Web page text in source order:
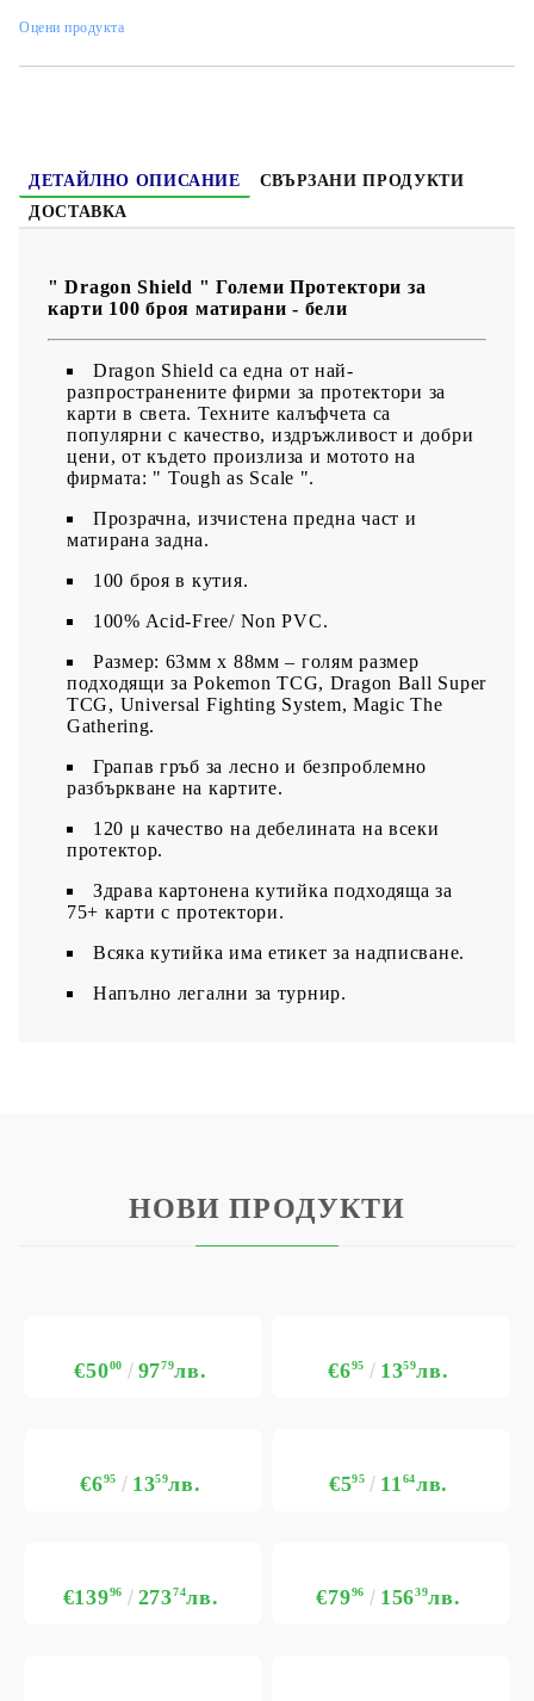
Оцени продукта
ДЕТАЙЛНО ОПИСАНИЕ
СВЪРЗАНИ ПРОДУКТИ
ДОСТАВКА
" Dragon Shield " Големи Протектори за
карти 100 броя матирани - бели
Dragon Shield са една от най-
разпространените фирми за протектори за
карти в света. Техните калъфчета са
популярни с качество, издръжливост и добри
цени, от където произлиза и мотото на
фирмата: " Tough as Scale ".
Прозрачна, изчистена предна част и
матирана задна.
100 броя в кутия.
100% Acid-Free/ Non PVC.
Размер: 63мм х 88мм – голям размер
подходящи за Pokemon TCG, Dragon Ball Super
TCG, Universal Fighting System, Magic The
Gathering.
Грапав гръб за лесно и безпроблемно
разбъркване на картите.
120 μ качество на дебелината на всеки
протектор.
Здрава картонена кутийка подходяща за
75+ карти с протектори.
Всяка кутийка има етикет за надписване.​
Напълно легални за турнир.
НОВИ ПРОДУКТИ
€5000 9779лв. €695 1359лв.
€695 1359лв. €595 1164лв.
€13996 27374лв. €7996 15639лв.